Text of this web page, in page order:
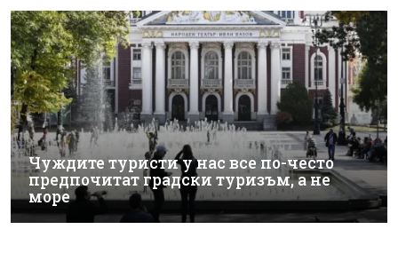
Чуждите туристи у нас все по-често
предпочитат градски туризъм, а не
море